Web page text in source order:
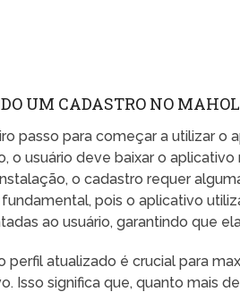
UM CADASTRO NO
passo para começar a utilizar o
o usuário deve baixar o
o cadastro requer
pois o aplicativo
ao usuário, garantindo que
perfil atualizado é crucial para
Isso significa que, quanto mais